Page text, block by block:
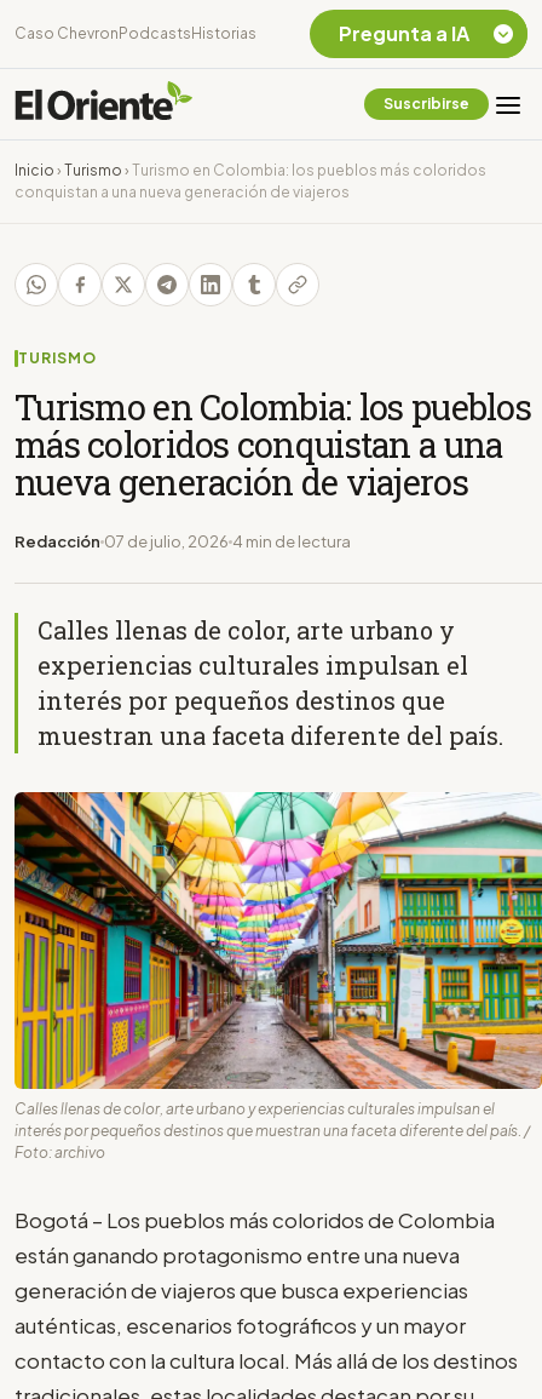
Caso Chevron Podcasts Historias
Suscribirse
Inicio › Turismo › Turismo en Colombia: los pueblos más coloridos
conquistan a una nueva generación de viajeros
TURISMO
Turismo en Colombia: los pueblos
más coloridos conquistan a una
nueva generación de viajeros
Redacción 07 de julio, 2026 4 min de lectura
Calles llenas de color, arte urbano y
experiencias culturales impulsan el
interés por pequeños destinos que
muestran una faceta diferente del país.
Calles llenas de color, arte urbano y experiencias culturales impulsan el
interés por pequeños destinos que muestran una faceta diferente del país. /
Foto: archivo
Bogotá – Los pueblos más coloridos de Colombia
están ganando protagonismo entre una nueva
generación de viajeros que busca experiencias
auténticas, escenarios fotográficos y un mayor
contacto con la cultura local. Más allá de los destinos
Pregunta a IA
Chevron Ecuador